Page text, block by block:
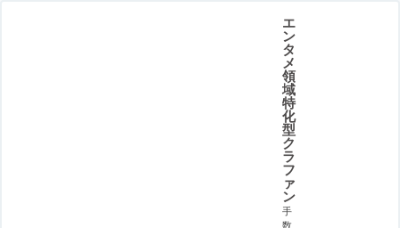
エ
ン
タ
メ
領
域
特
化
型
ク
ラ
フ
ァ
ン
手
数